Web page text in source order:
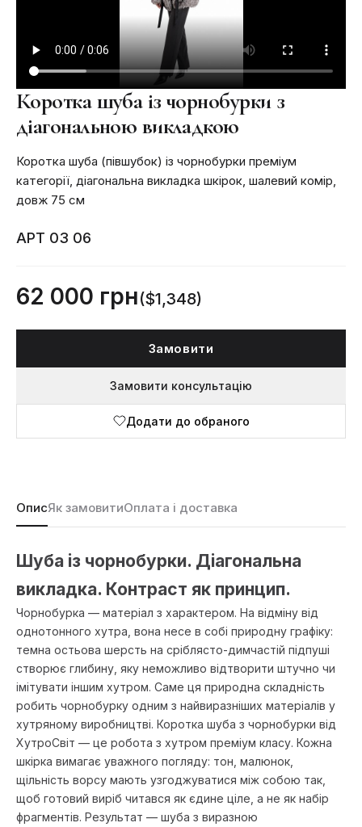
Коротка шуба із чорнобурки з
діагональною викладкою
Коротка шуба (півшубок) із чорнобурки преміум
категорії, діагональна викладка шкірок, шалевий комір,
довж 75 см
АРТ 03 06
62 000 грн($1,348)
Замовити
Замовити консультацію
Додати до обраного
ОписЯк замовитиОплата і доставка
Шуба із чорнобурки. Діагональна
викладка. Контраст як принцип.
Чорнобурка — матеріал з характером. На відміну від
однотонного хутра, вона несе в собі природну графіку:
темна остьова шерсть на сріблясто-димчастій підпуші
створює глибину, яку неможливо відтворити штучно чи
імітувати іншим хутром. Саме ця природна складність
робить чорнобурку одним з найвиразніших матеріалів у
хутряному виробництві. Коротка шуба з чорнобурки від
ХутроСвіт — це робота з хутром преміум класу. Кожна
шкірка вимагає уважного погляду: тон, малюнок,
щільність ворсу мають узгоджуватися між собою так,
щоб готовий виріб читався як єдине ціле, а не як набір
фрагментів. Результат — шуба з виразною